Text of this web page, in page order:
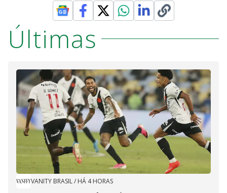
Últimas
VANITY BRASIL/ HÁ 4 HORAS